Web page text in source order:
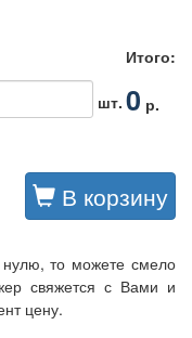
шт.
Итого:
0 р.
В корзину
то можете смело
свяжется с Вами и
цену.